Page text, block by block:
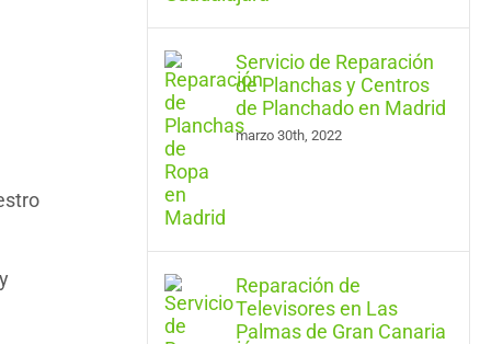
Servicio de Reparación
de Planchas y Centros
de Planchado en Madrid
marzo 30th, 2022
Reparación de
Televisores en Las
Palmas de Gran Canaria